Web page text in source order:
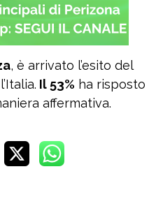
, è arrivato l’esito del
Il 53% ha risposto
affermativa.